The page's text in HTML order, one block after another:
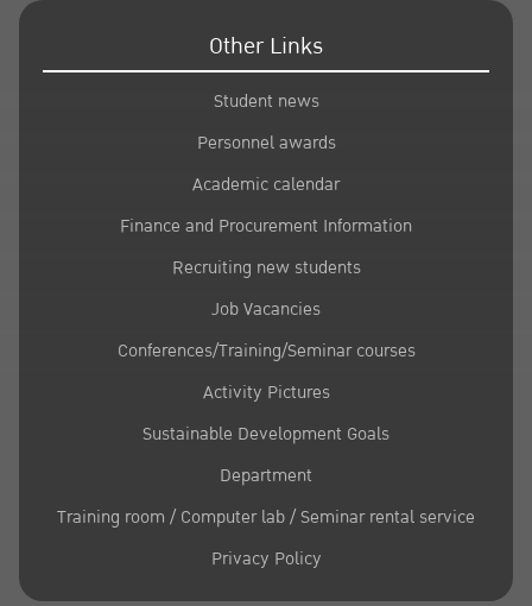
Other Links
Student news
Personnel awards
Academic calendar
Finance and Procurement Information
Recruiting new students
Job Vacancies
Conferences/Training/Seminar courses
Activity Pictures
Sustainable Development Goals
Department
Training room / Computer lab / Seminar rental service
Privacy Policy